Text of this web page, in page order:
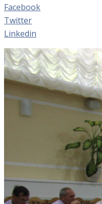
Facebook
Twitter
Linkedin